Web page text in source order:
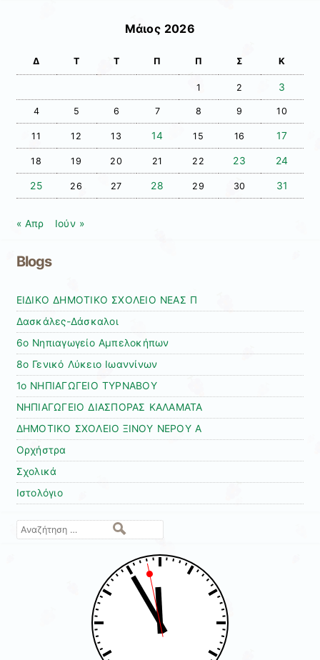
Μάιος 2026
Δ Τ Τ Π Π Σ Κ
1 2 3
4 5 6 7 8 9 10
11 12 13 14 15 16 17
18 19 20 21 22 23 24
25 26 27 28 29 30 31
« Απρ Ιούν »
Blogs
ΕΙΔΙΚΟ ΔΗΜΟΤΙΚΟ ΣΧΟΛΕΙΟ ΝΕΑΣ Π
Δασκάλες-Δάσκαλοι
6ο Νηπιαγωγείο Αμπελοκήπων
8o Γενικό Λύκειο Ιωαννίνων
1ο ΝΗΠΙΑΓΩΓΕΙΟ ΤΥΡΝΑΒΟΥ
ΝΗΠΙΑΓΩΓΕΙΟ ΔΙΑΣΠΟΡΑΣ ΚΑΛΑΜΑΤΑ
ΔΗΜΟΤΙΚΟ ΣΧΟΛΕΙΟ ΞΙΝΟΥ ΝΕΡΟΥ Α
Ορχήστρα
Σχολικά
Ιστολόγιο
Αναζήτηση